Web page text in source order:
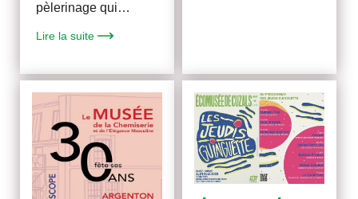
pèlerinage qui…
Lire la suite